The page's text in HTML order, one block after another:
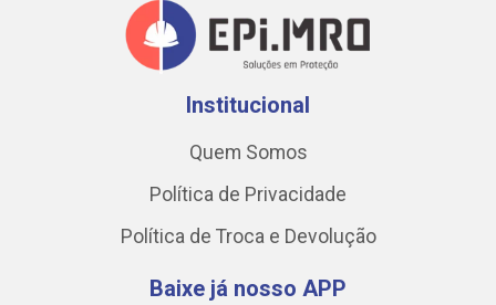
Institucional
Quem Somos
Política de Privacidade
Política de Troca e Devolução
Baixe já nosso APP